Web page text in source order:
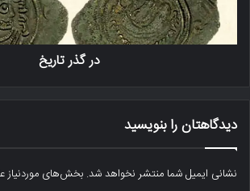
در گذر تاریخ
دیدگاهتان را بنویسید
نشانی ایمیل شما منتشر نخواهد شد. بخش‌های موردنیاز